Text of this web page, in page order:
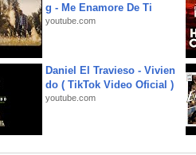
g - Me Enamore De Ti
youtube.com
Daniel El Travieso - Vivien
do ( TikTok Video Oficial )
youtube.com